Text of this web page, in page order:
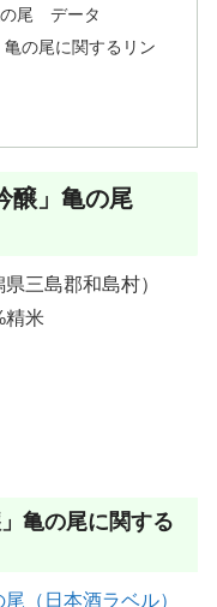
の尾 データ
の尾に関するリン
醸」亀の尾
三島郡和島村）
精米
亀の尾に関する
（日本酒ラベル）